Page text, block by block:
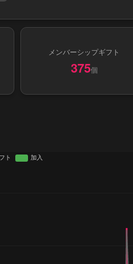
メンバーシップギフト
375個